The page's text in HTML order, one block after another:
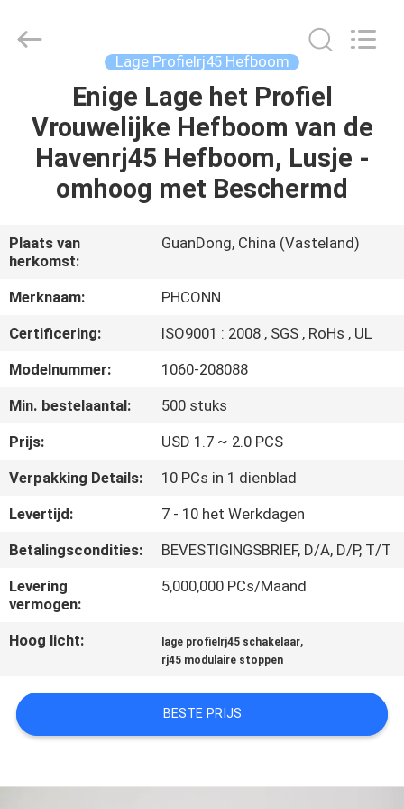
PRODUCTEN
ONS
FABRIEKSREIS
KWALITEITSCONTROLE
CONTACTEER
ONS
VR
SITEMAP
PRIVACY
Lage Profielrj45 Hefboom
Enige Lage het Profiel
Vrouwelijke Hefboom van de
Havenrj45 Hefboom, Lusje -
omhoog met Beschermd
Plaats van
herkomst:
GuanDong, China (Vasteland)
Merknaam:
PHCONN
Certificering:
ISO9001 : 2008 , SGS , RoHs , UL
Modelnummer:
1060-208088
Min. bestelaantal:
500 stuks
Prijs:
USD 1.7 ~ 2.0 PCS
Verpakking Details:
10 PCs in 1 dienblad
Levertijd:
7 - 10 het Werkdagen
Betalingscondities:
BEVESTIGINGSBRIEF, D/A, D/P, T/T
Levering
vermogen:
5,000,000 PCs/Maand
Hoog licht: lage profielrj45 schakelaar,
rj45 modulaire stoppen
BESTE PRIJS